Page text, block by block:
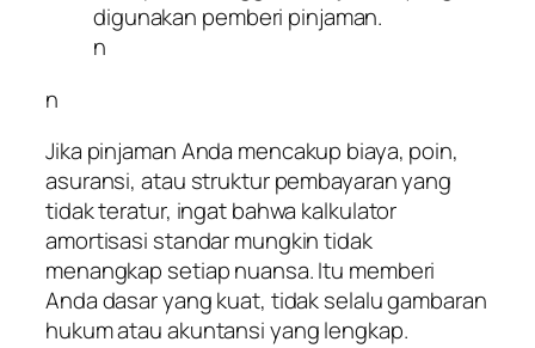
digunakan pemberi pinjaman.
n
n
Jika pinjaman Anda mencakup biaya, poin,
asuransi, atau struktur pembayaran yang
tidak teratur, ingat bahwa kalkulator
amortisasi standar mungkin tidak
menangkap setiap nuansa. Itu memberi
Anda dasar yang kuat, tidak selalu gambaran
hukum atau akuntansi yang lengkap.